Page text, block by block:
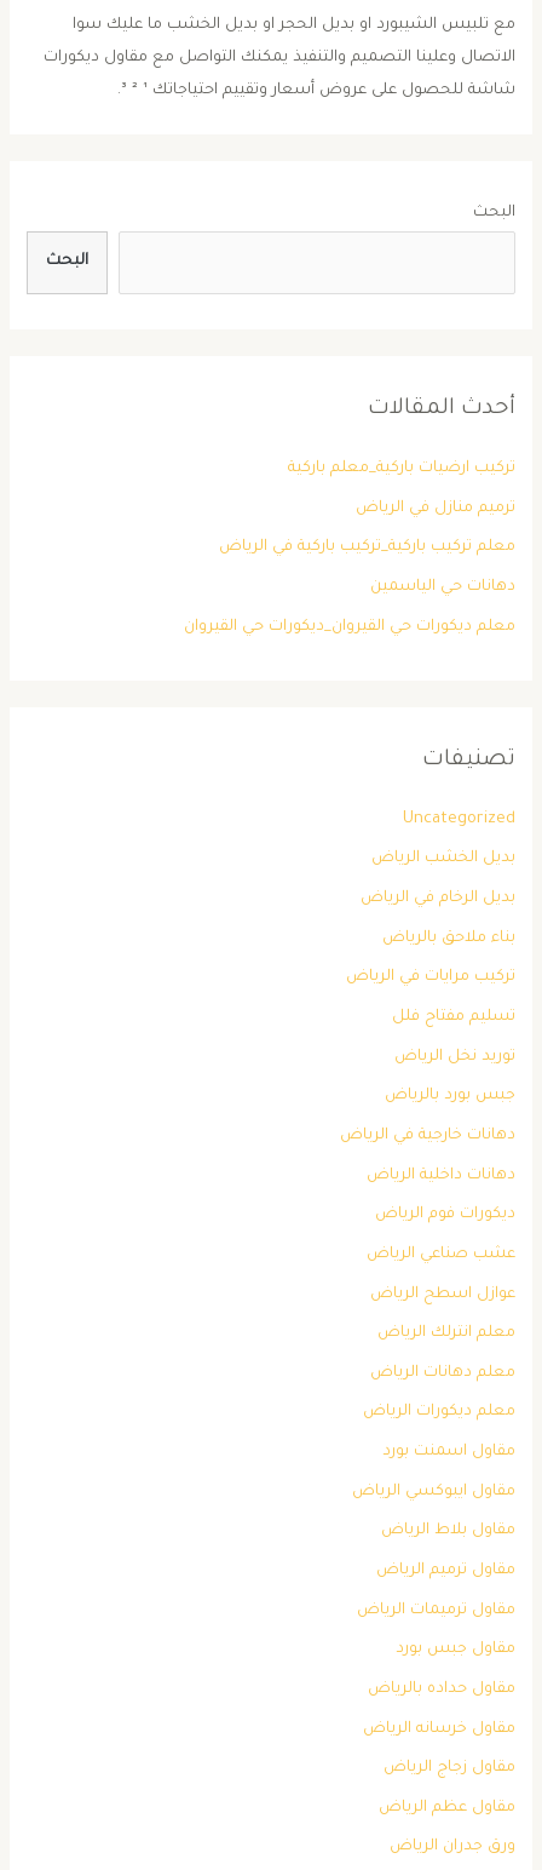
مع تلبيس الشيبورد او بديل الحجر او بديل الخشب ما عليك سوا
الاتصال وعلينا التصميم والتنفيذ يمكنك التواصل مع مقاول ديكورات
شاشة للحصول على عروض أسعار وتقييم احتياجاتك ¹ ² ³.
البحث
البحث
أحدث المقالات
تركيب ارضيات باركية_معلم باركية
ترميم منازل في الرياض
معلم تركيب باركية_تركيب باركية في الرياض
دهانات حي الياسمين
معلم ديكورات حي القيروان_ديكورات حي القيروان
تصنيفات
Uncategorized
بديل الخشب الرياض
بديل الرخام في الرياض
بناء ملاحق بالرياض
تركيب مرايات في الرياض
تسليم مفتاح فلل
توريد نخل الرياض
جبس بورد بالرياض
دهانات خارجية في الرياض
دهانات داخلية الرياض
ديكورات فوم الرياض
عشب صناعي الرياض
عوازل اسطح الرياض
معلم انترلك الرياض
معلم دهانات الرياض
معلم ديكورات الرياض
مقاول اسمنت بورد
مقاول ايبوكسي الرياض
مقاول بلاط الرياض
مقاول ترميم الرياض
مقاول ترميمات الرياض
مقاول جبس بورد
مقاول حداده بالرياض
مقاول خرسانه الرياض
مقاول زجاج الرياض
مقاول عظم الرياض
ورق جدران الرياض